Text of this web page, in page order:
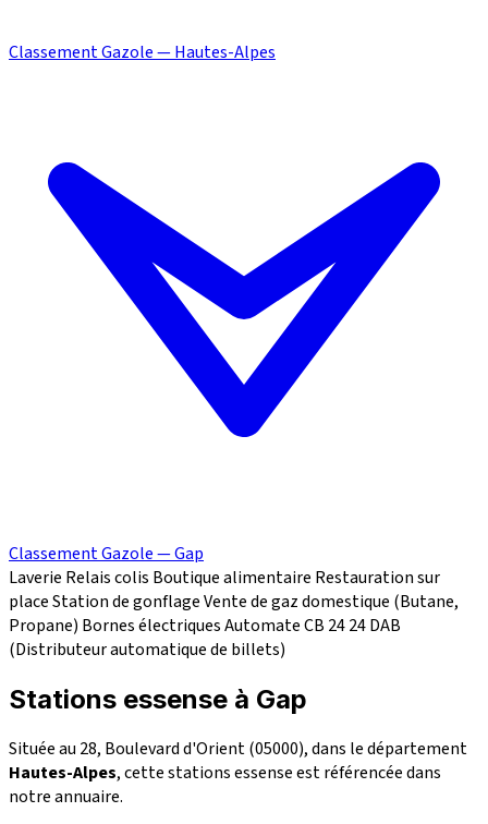
Classement Gazole — Hautes-Alpes
Classement Gazole — Gap
Laverie Relais colis Boutique alimentaire Restauration sur
placeStation de gonflageVente de gaz domestique (Butane,
Propane) Bornes électriquesAutomate CB 2424DAB
(Distributeur automatique de billets)
Stations essense à Gap
Située au 28, Boulevard d'Orient (05000), dans le département
Hautes-Alpes, cette stations essense est référencée dans
notre annuaire.